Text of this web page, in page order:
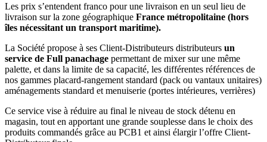
Les prix s’entendent franco pour une livraison en un seul lieu de
livraison sur la zone géographique France métropolitaine (hors
îles nécessitant un transport maritime).
La Société propose à ses Client-Distributeurs distributeurs un
service de Full panachage permettant de mixer sur une même
palette, et dans la limite de sa capacité, les différentes références de
nos gammes placard-rangement standard (pack ou vantaux unitaires)
aménagements standard et menuiserie (portes intérieures, verrières)
Ce service vise à réduire au final le niveau de stock détenu en
magasin, tout en apportant une grande souplesse dans le choix des
produits commandés grâce au PCB1 et ainsi élargir l’offre Client-